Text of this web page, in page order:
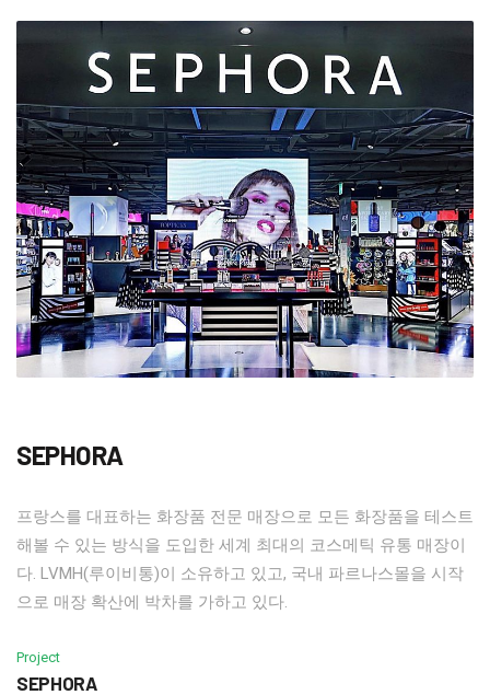
SEPHORA
프랑스를 대표하는 화장품 전문 매장으로 모든 화장품을 테스트
해볼 수 있는 방식을 도입한 세계 최대의 코스메틱 유통 매장이
다. LVMH(루이비통)이 소유하고 있고, 국내 파르나스몰을 시작
으로 매장 확산에 박차를 가하고 있다.
Project
SEPHORA